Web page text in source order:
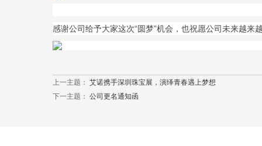
感谢公司给予大家这次“圆梦”机会，也祝愿公司未来越来
上一主题： 艾诺携手深圳珠宝展，演绎青春遇上梦想
下一主题： 公司更名通知函